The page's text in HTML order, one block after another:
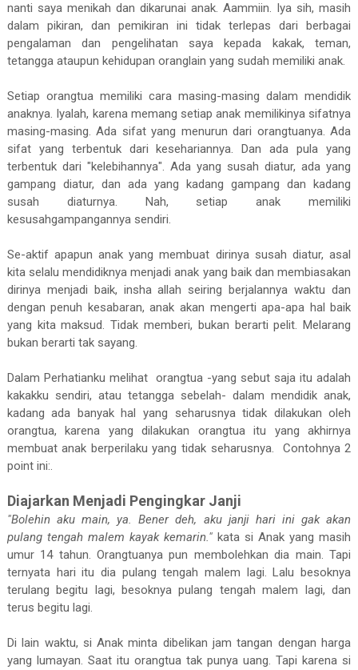
nanti saya menikah dan dikarunai anak. Aammiin. Iya sih, masih
dalam pikiran, dan pemikiran ini tidak terlepas dari berbagai
pengalaman dan pengelihatan saya kepada kakak, teman,
tetangga ataupun kehidupan oranglain yang sudah memiliki anak.
Setiap orangtua memiliki cara masing-masing dalam mendidik
anaknya. Iyalah, karena memang setiap anak memilikinya sifatnya
masing-masing. Ada sifat yang menurun dari orangtuanya. Ada
sifat yang terbentuk dari kesehariannya. Dan ada pula yang
terbentuk dari "kelebihannya". Ada yang susah diatur, ada yang
gampang diatur, dan ada yang kadang gampang dan kadang
susah diaturnya. Nah, setiap anak memiliki
kesusahgampangannya sendiri.
Se-aktif apapun anak yang membuat dirinya susah diatur, asal
kita selalu mendidiknya menjadi anak yang baik dan membiasakan
dirinya menjadi baik, insha allah seiring berjalannya waktu dan
dengan penuh kesabaran, anak akan mengerti apa-apa hal baik
yang kita maksud. Tidak memberi, bukan berarti pelit. Melarang
bukan berarti tak sayang.
Dalam Perhatianku melihat orangtua -yang sebut saja itu adalah
kakakku sendiri, atau tetangga sebelah- dalam mendidik anak,
kadang ada banyak hal yang seharusnya tidak dilakukan oleh
orangtua, karena yang dilakukan orangtua itu yang akhirnya
membuat anak berperilaku yang tidak seharusnya. Contohnya 2
point ini:.
Diajarkan Menjadi Pengingkar Janji
"Bolehin aku main, ya. Bener deh, aku janji hari ini gak akan
pulang tengah malem kayak kemarin." kata si Anak yang masih
umur 14 tahun. Orangtuanya pun membolehkan dia main. Tapi
ternyata hari itu dia pulang tengah malem lagi. Lalu besoknya
terulang begitu lagi, besoknya pulang tengah malem lagi, dan
terus begitu lagi.
Di lain waktu, si Anak minta dibelikan jam tangan dengan harga
yang lumayan. Saat itu orangtua tak punya uang. Tapi karena si